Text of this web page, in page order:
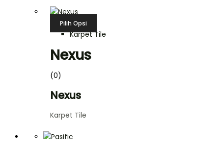
Pilih Opsi
Karpet Tile
Nexus
(0)
Nexus
Karpet Tile